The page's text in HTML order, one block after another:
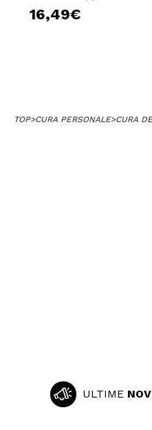
16,49€
TOP>CURA PERSONALE>CURA
ULTIME